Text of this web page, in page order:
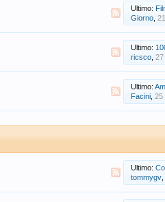
Ultimo:
Giorno
Ultimo:
ricsco 27
Ultimo:
Facini 25
Ultimo:
tommygv